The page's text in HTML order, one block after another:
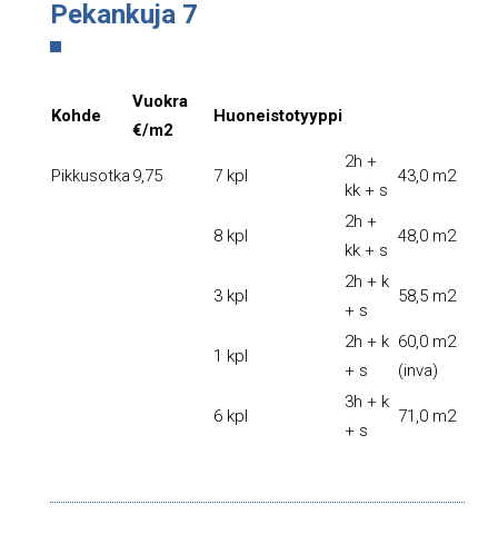
Pekankuja 7
Kohde
Vuokra
€/m2
Huoneistotyyppi
Pikkusotka 9,75 7 kpl
2h +
kk + s
43,0 m2
8 kpl
2h +
kk + s
48,0 m2
3 kpl
2h + k
+ s
58,5 m2
1 kpl
2h + k
+ s
60,0 m2
(inva)
6 kpl
3h + k
+ s
71,0 m2